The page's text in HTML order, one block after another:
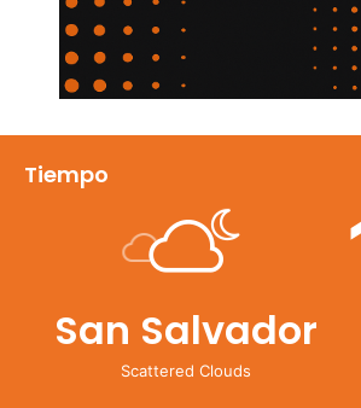
Tiempo
San Salvador
Scattered Clouds